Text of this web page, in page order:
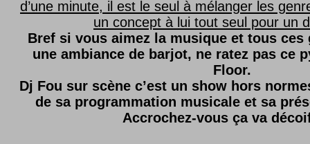
d’une minute, il est le seul à mélanger les
un concept à lui tout seul pour un
Bref si vous aimez la musique et tous ces
une ambiance de barjot, ne ratez pas ce
Floor.
Dj Fou sur scène c’est un show hors
de sa programmation musicale et sa
Accrochez-vous ça va